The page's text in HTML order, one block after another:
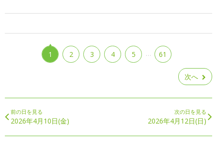
1 2 3 4 5 … 61
次へ
前の日を見る
2026年4月10日(金)
次の日を見る
2026年4月12日(日)